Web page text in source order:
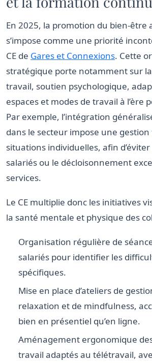
En 2025, la promotion du bien-être
s’impose comme une priorité
CE de Gares et Connexions. Cette
stratégique porte notamment sur
travail, soutien psychologique,
espaces et modes de travail à l’ère
Par exemple, l’intégration
dans le secteur impose une gestion
situations individuelles, afin d’éviter
salariés ou le décloisonnement
services.
Le CE multiplie donc les initiatives
la santé mentale et physique des
Organisation régulière de
salariés pour identifier les
spécifiques.
Mise en place d’ateliers de
relaxation et de mindfulness,
bien en présentiel qu’en ligne.
Aménagement ergonomique
travail adaptés au télétravail,